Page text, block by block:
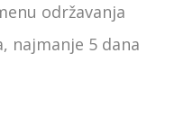
održavanja
najmanje 5 dana